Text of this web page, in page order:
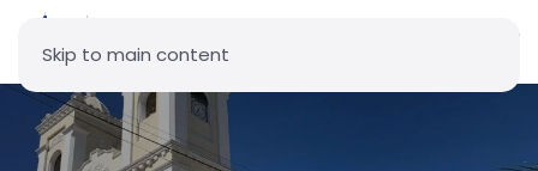
Skip to main content